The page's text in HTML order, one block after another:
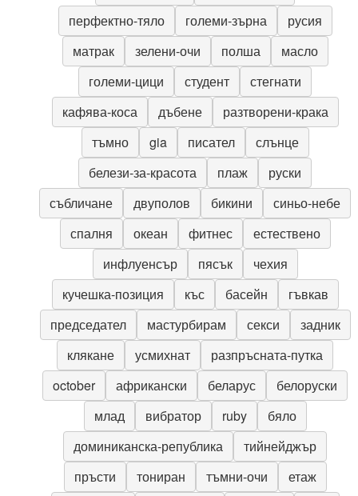
перфектно-тяло
големи-зърна
русия
матрак
зелени-очи полша
масло
големи-цици
студент
стегнати
кафява-коса
дъбене
разтворени-крака
тъмно
gia писател
слънце
белези-за-красота
плаж
руски
събличане
двуполов бикини
синьо-небе
спалня
океан фитнес
естествено
инфлуенсър
пясък
чехия
кучешка-позиция
къс басейн
гъвкав
председател
мастурбирам секси
задник
клякане
усмихнат
разпръсната-путка
october
африкански беларус
белоруски
млад
вибратор ruby
бяло
доминиканска-република
тийнейджър
пръсти
тониран тъмни-очи
етаж